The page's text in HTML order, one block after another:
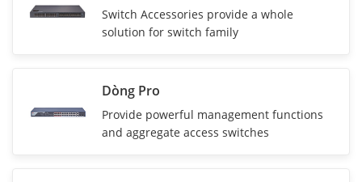
Switch Accessories provide a whole
solution for switch family
Dòng Pro
Provide powerful management functions
and aggregate access switches